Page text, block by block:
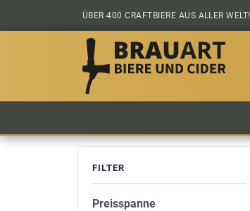
Zum Inhalt springen
ÜBER 400 CRAFTBIERE AUS ALLER WELT!
FILTER
Preisspanne